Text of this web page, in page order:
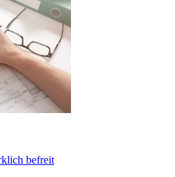
befreit